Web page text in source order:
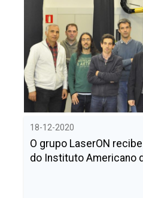
18-12-2020
O grupo LaserON
do Instituto Americano